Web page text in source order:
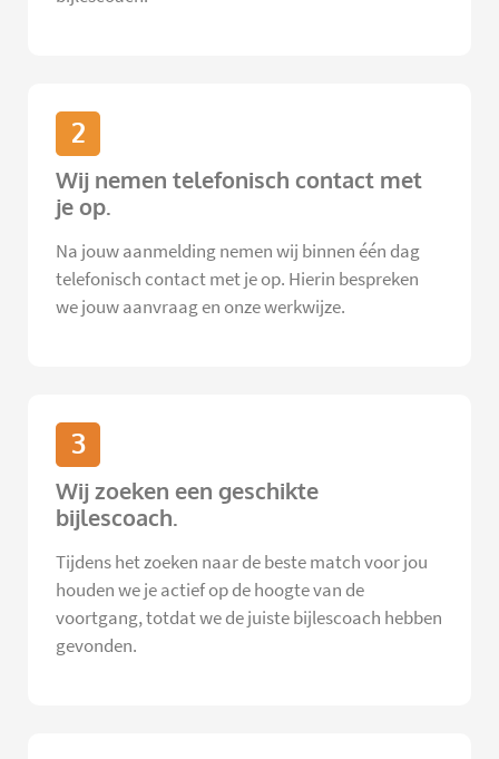
2
Wij nemen telefonisch contact met
je op.
Na jouw aanmelding nemen wij binnen één dag
telefonisch contact met je op. Hierin bespreken
we jouw aanvraag en onze werkwijze.
3
Wij zoeken een geschikte
bijlescoach.
Tijdens het zoeken naar de beste match voor jou
houden we je actief op de hoogte van de
voortgang, totdat we de juiste bijlescoach hebben
gevonden.